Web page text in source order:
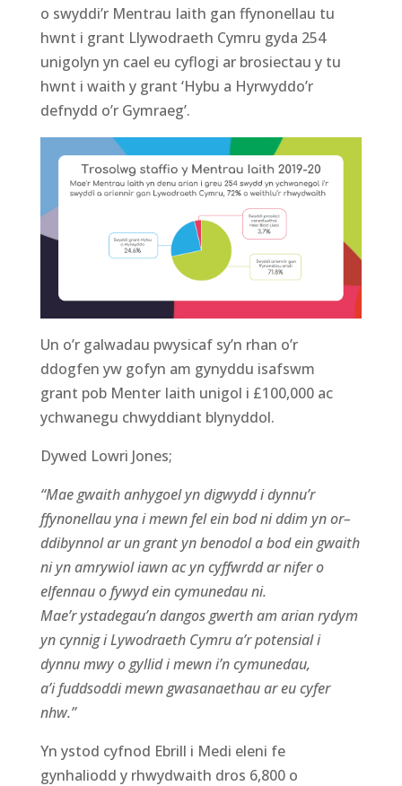
o swyddi’r Mentrau Iaith gan ffynonellau tu
hwnt i grant Llywodraeth Cymru gyda 254
unigolyn yn cael eu cyflogi ar brosiectau y tu
hwnt i waith y grant ‘Hybu a Hyrwyddo’r
defnydd o’r Gymraeg’.
Un o’r galwadau pwysicaf sy’n rhan o’r
ddogfen ywgofyn am gynyddu isafswm
grant pob Menter Iaith unigol i £100,000 ac
ychwanegu chwyddiant blynyddol.
Dywed Lowri Jones;
“Maegwaith anhygoelyndigwydd i dynnu’r
ffynonellau yna i mewnfel einbod ni ddim yn or–
ddibynnol ar un grant yn benodolabod ein gwaith
ni yn amrywiol iawn ac yn cyffwrdd ar nifer o
elfennau o fywyd ein cymunedau ni.
Mae’rystadegau’ndangosgwerth am arian rydym
yn cynnig i Lywodraeth Cymrua’rpotensial i
dynnumwy o gyllid i mewn i’n cymunedau,
a’ifuddsoddi mewn gwasanaethau ar eu cyfer
nhw.”
Yn ystod cyfnod Ebrill i Medi eleni fe
gynhaliodd y rhwydwaith dros 6,800 o